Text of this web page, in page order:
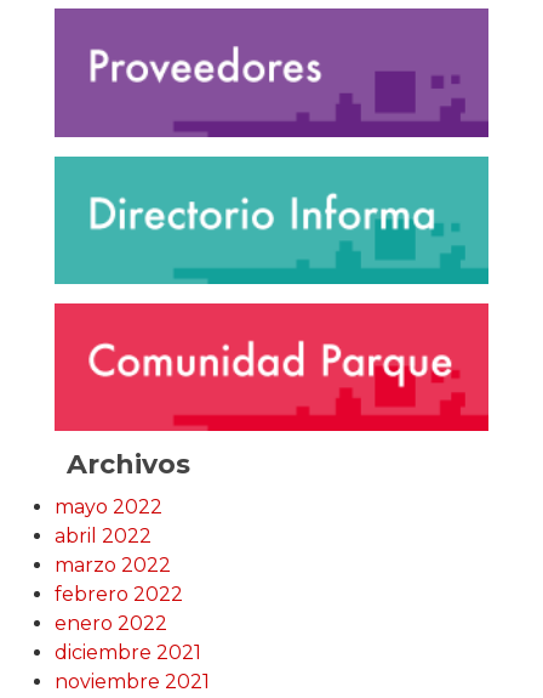
Archivos
mayo 2022
abril 2022
marzo 2022
febrero 2022
enero 2022
diciembre 2021
noviembre 2021